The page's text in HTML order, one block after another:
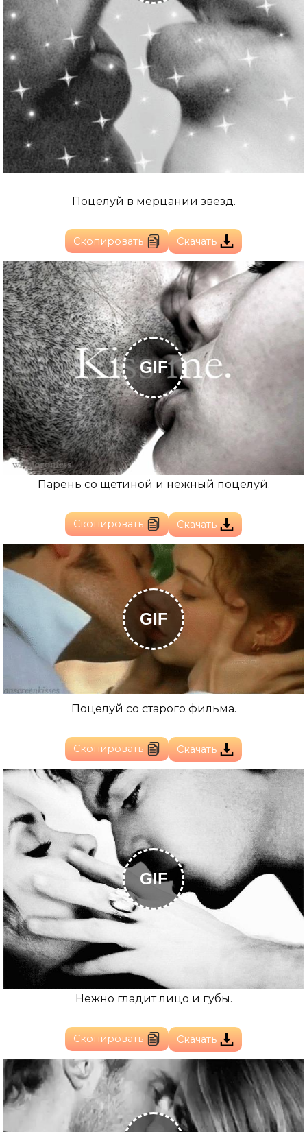
Поцелуй в мерцании звезд.
Скопировать Скачать
GIF
Парень со щетиной и нежный поцелуй.
Скопировать Скачать
GIF
Поцелуй со старого фильма.
Скопировать Скачать
GIF
Нежно гладит лицо и губы.
Скопировать Скачать